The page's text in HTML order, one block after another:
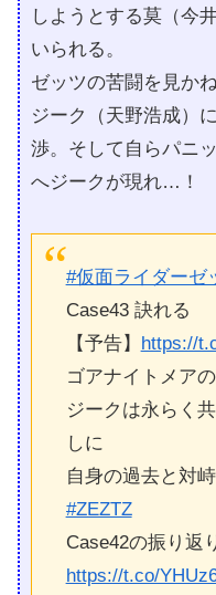
しようとする莫（今
いられる。
ゼッツの苦闘を見か
ジーク（天野浩成）
渉。そして自らパニ
へジークが現れ…！
#仮面ライダーゼ
Case43 訣れる
【予告】 https://
ゴアナイトメア
ジークは永らく
しに
自身の過去と対
#ZEZTZ
Case42の振り返
https://t.co/